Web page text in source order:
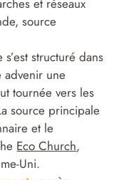
source
structuré dans
advenir une
tournée vers les
source principale
et le
Eco Church,
Uni.